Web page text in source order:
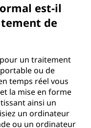
est-il
de
un traitement
ou de
temps réel vous
la mise en forme
ainsi un
un ordinateur
ou un ordinateur